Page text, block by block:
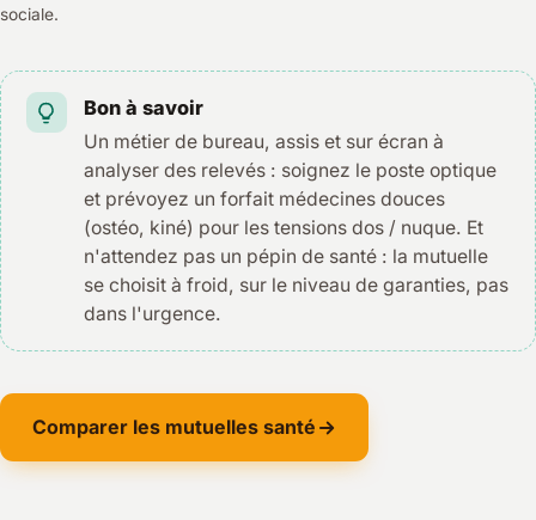
sociale.
Bon à savoir
Un métier de bureau, assis et sur écran à
analyser des relevés : soignez le poste optique
et prévoyez un forfait médecines douces
(ostéo, kiné) pour les tensions dos / nuque. Et
n'attendez pas un pépin de santé : la mutuelle
se choisit à froid, sur le niveau de garanties, pas
dans l'urgence.
Comparer les mutuelles santé